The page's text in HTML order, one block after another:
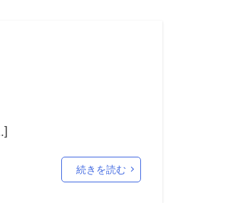
続きを読む